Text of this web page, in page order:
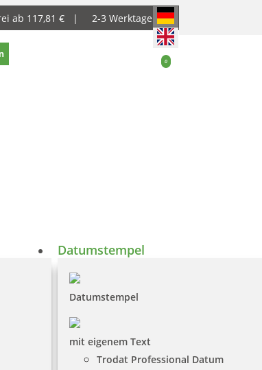
ab 117,81 € | 2-3 Werktage
0
Datumstempel
Datumstempel
mit eigenem Text
Trodat Professional Datum